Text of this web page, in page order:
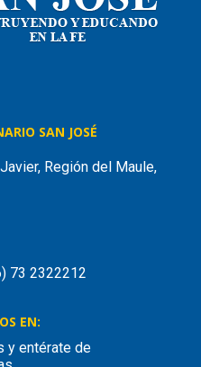
SAN JOSÉ
Región del Maule,
73 2322212
EN:
y entérate de